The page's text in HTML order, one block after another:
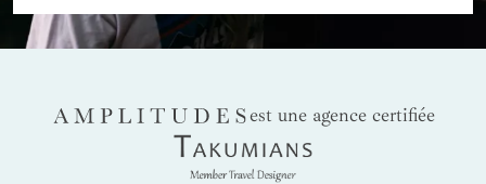
AMPLITUDES
est une agence certifiée
Takumians